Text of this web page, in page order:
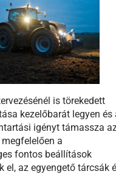
is törekedett
kezelőbarát legyen és
igényt támassza
a
fontos beállítások
el, az egyengető tárcsák